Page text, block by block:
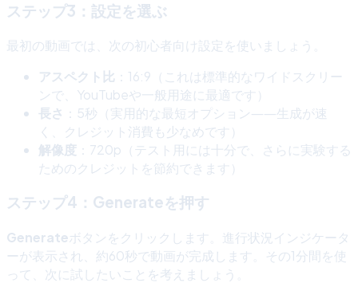
ステップ3：設定を選ぶ
最初の動画では、次の初心者向け設定を使いましょう。
アスペクト比 ：16:9（これは標準的なワイドスクリー
ンで、YouTubeや一般用途に最適です）
長さ ：5秒（実用的な最短オプション――生成が速
く、クレジット消費も少なめです）
解像度 ：720p（テスト用には十分で、さらに実験する
ためのクレジットを節約できます）
ステップ4：Generateを押す
Generateボタンをクリックします。進行状況インジケータ
ーが表示され、約60秒で動画が完成します。その1分間を使
って、次に試したいことを考えましょう。